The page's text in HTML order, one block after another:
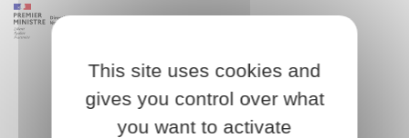
This site uses cookies and
gives you control over what
you want to activate